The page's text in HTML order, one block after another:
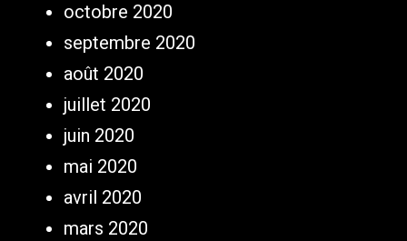
octobre 2020
septembre 2020
août 2020
juillet 2020
juin 2020
mai 2020
avril 2020
mars 2020